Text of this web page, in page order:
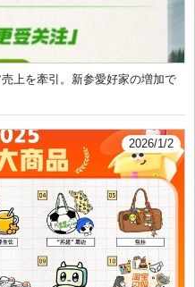
上を牽引。新参愛好家の増加で
2026/1/2